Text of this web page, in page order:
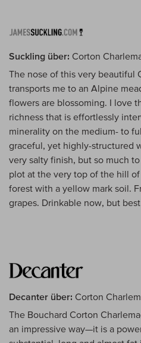
Suckling über: Corton
The nose of this very beautiful
transports me to an Alpine
flowers are blossoming. I love
richness that is effortlessly
minerality on the medium- to
graceful, yet highly-structured
very salty finish, but so much
plot at the very top of the hill
forest with a yellow mark soil.
grapes. Drinkable now, but
Decanter über: Corton
The Bouchard Corton
an impressive way—it is a